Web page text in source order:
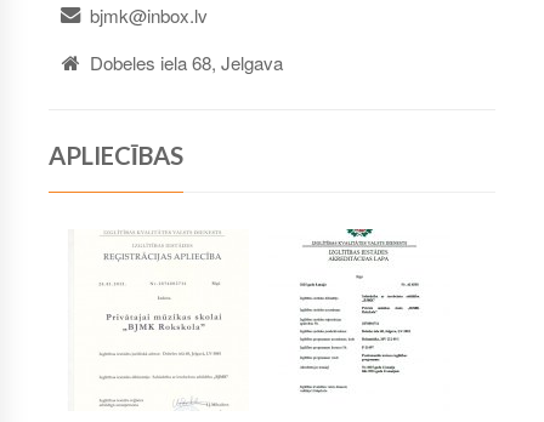
bjmk@inbox.lv
Dobeles iela 68, Jelgava
APLIECĪBAS